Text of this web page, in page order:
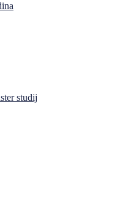
studij